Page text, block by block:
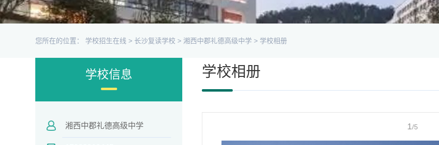
您所在的位置： 学校招生在线 > 长沙复读学校 > 湘西中郡礼德高级中学 > 学校相册
学校信息
湘西中郡礼德高级中学
学校相册
1/5